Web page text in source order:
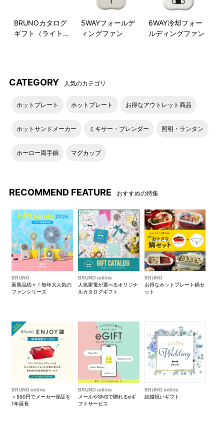
プチフェイスタオル
・W200mm×H400mm
ロータス、フォグブルーから
今までのタオルにはない存在
感を放つ筒形BOKに、タグと
リボン風の留めゴムが付属し
ます。
洗って乾かすたびに、繊維は
さらに空気を含み、柔らかく
そしてふっくらと変化してい
きます。糸の重量は最小限に
抑えて設計され、驚きの軽さ
を実現しています。また、軽
くて柔らかいとされる「 無撚
糸のタオル」と比べ、「育て
羽落ちが少ないのも特徴で
す。時間を重ねた分だけ、使
い心地の良さが増していくの
に驚かされるはずです。
ミストカラーのテーマは「きよらかな さわりここち」
BRUNOカタログ
ギフト（ライトブ
5WAYフォールデ
ィングファン
6WAY冷却フォー
ルディングファン
CATEGORY 人気のカテゴリ
ホットプレート ホットプレート お得なアウトレット商品
ホットサンドメーカー ミキサー・ブレンダー 照明・ランタン
ホーロー両手鍋 マグカップ
RECOMMEND FEATURE おすすめの特集
BRUNO
新商品続々！毎年大人気の
ファンシリーズ
BRUNO online
人気家電が選べるオリジナ
ルカタログギフト
BRUNO
お得なホットプレート鍋セ
ット
BRUNO online
＋550円でメーカー保証を
1年延長
BRUNO online
メールやSNSで贈れるeギ
フトサービス
BRUNO online
結婚祝いギフト